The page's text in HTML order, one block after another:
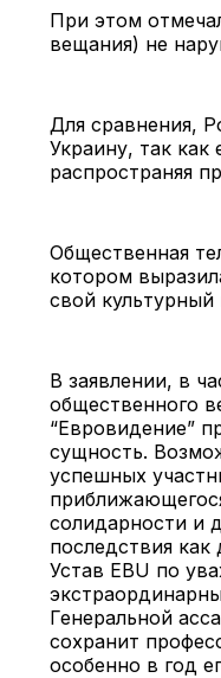
При этом
вещания) не
Для сравнения,
Украину, так как
распространяя
Общественная
котором
свой культурный
В заявлении, в
общественного
“Евровидение”
сущность.
успешных
солидарности и
последствия как
Устав EBU по
Генеральной
сохранит
особенно в год